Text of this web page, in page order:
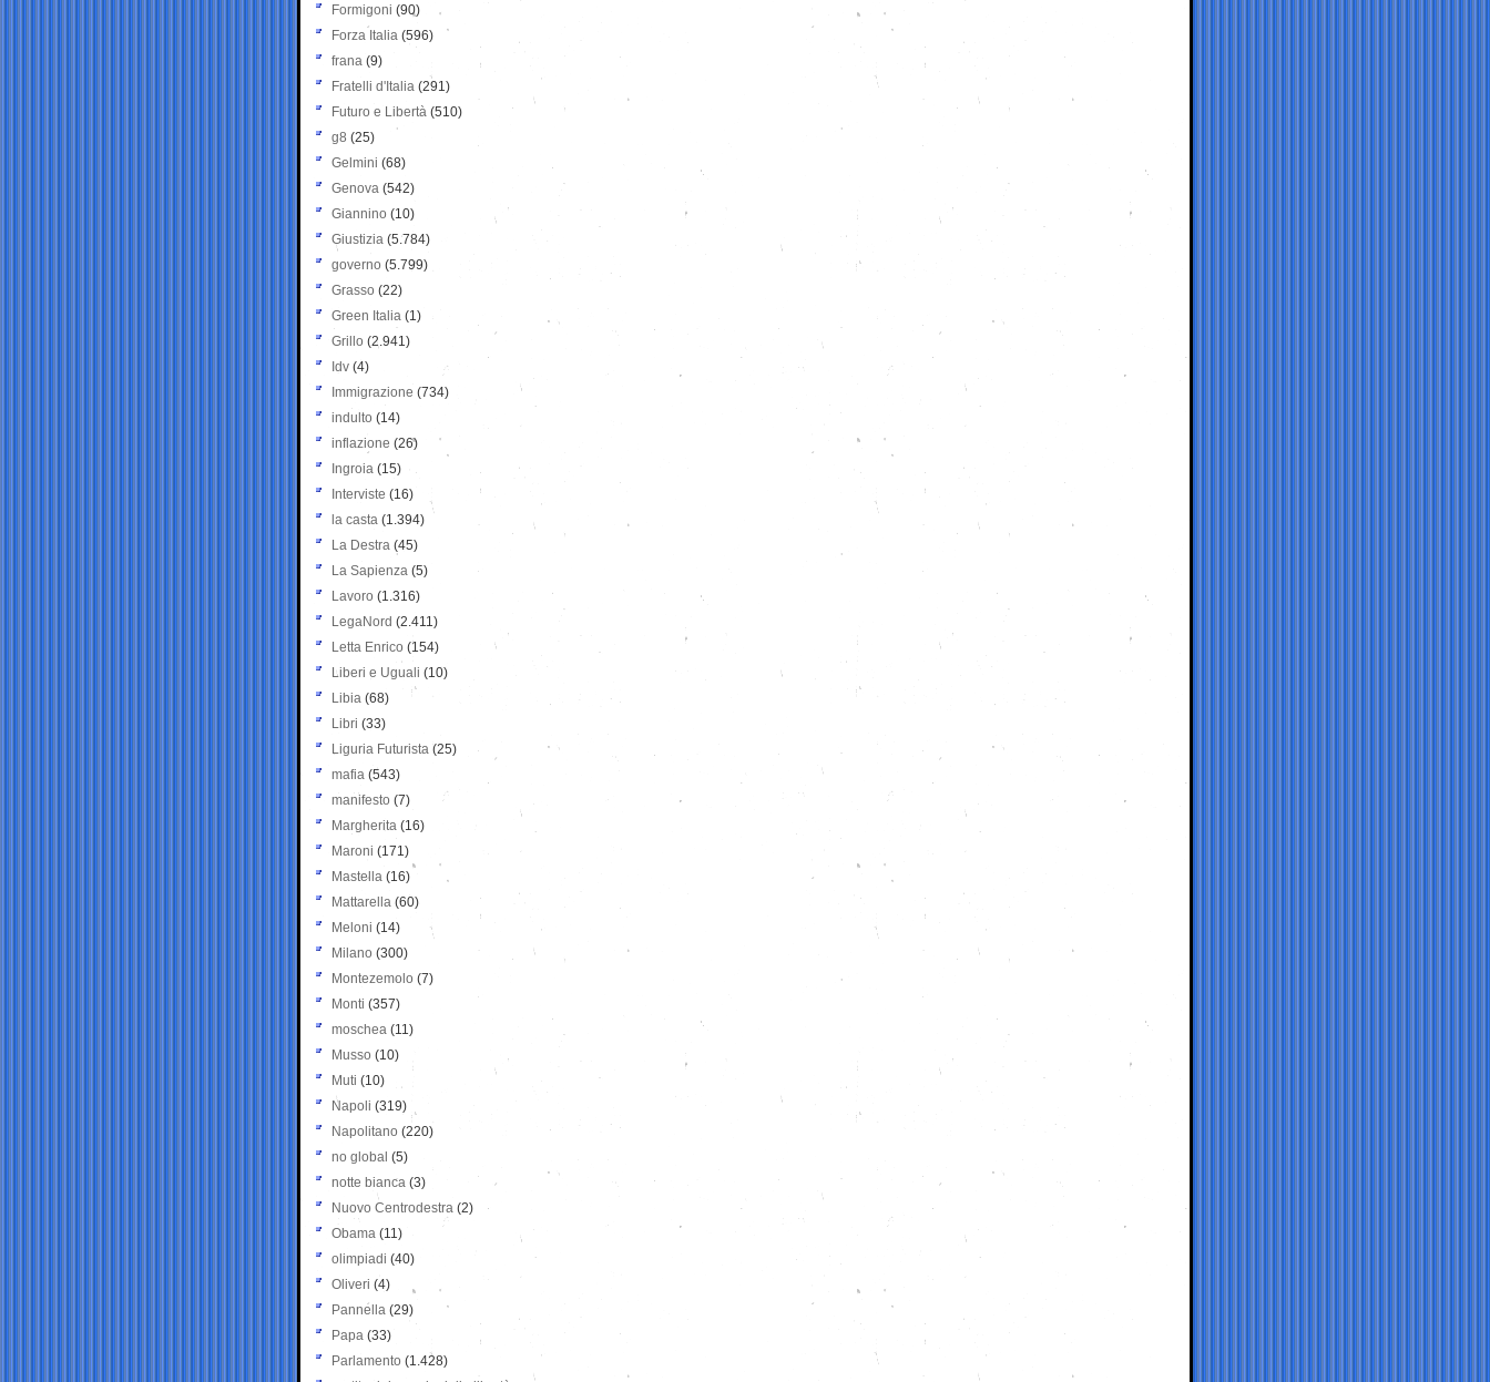
Formigoni (90)
Forza Italia (596)
frana (9)
Fratelli d'Italia (291)
Futuro e Libertà (510)
g8 (25)
Gelmini (68)
Genova (542)
Giannino (10)
Giustizia (5.784)
governo (5.799)
Grasso (22)
Green Italia (1)
Grillo (2.941)
Idv (4)
Immigrazione (734)
indulto (14)
inflazione (26)
Ingroia (15)
Interviste (16)
la casta (1.394)
La Destra (45)
La Sapienza (5)
Lavoro (1.316)
LegaNord (2.411)
Letta Enrico (154)
Liberi e Uguali (10)
Libia (68)
Libri (33)
Liguria Futurista (25)
mafia (543)
manifesto (7)
Margherita (16)
Maroni (171)
Mastella (16)
Mattarella (60)
Meloni (14)
Milano (300)
Montezemolo (7)
Monti (357)
moschea (11)
Musso (10)
Muti (10)
Napoli (319)
Napolitano (220)
no global (5)
notte bianca (3)
Nuovo Centrodestra (2)
Obama (11)
olimpiadi (40)
Oliveri (4)
Pannella (29)
Papa (33)
Parlamento (1.428)